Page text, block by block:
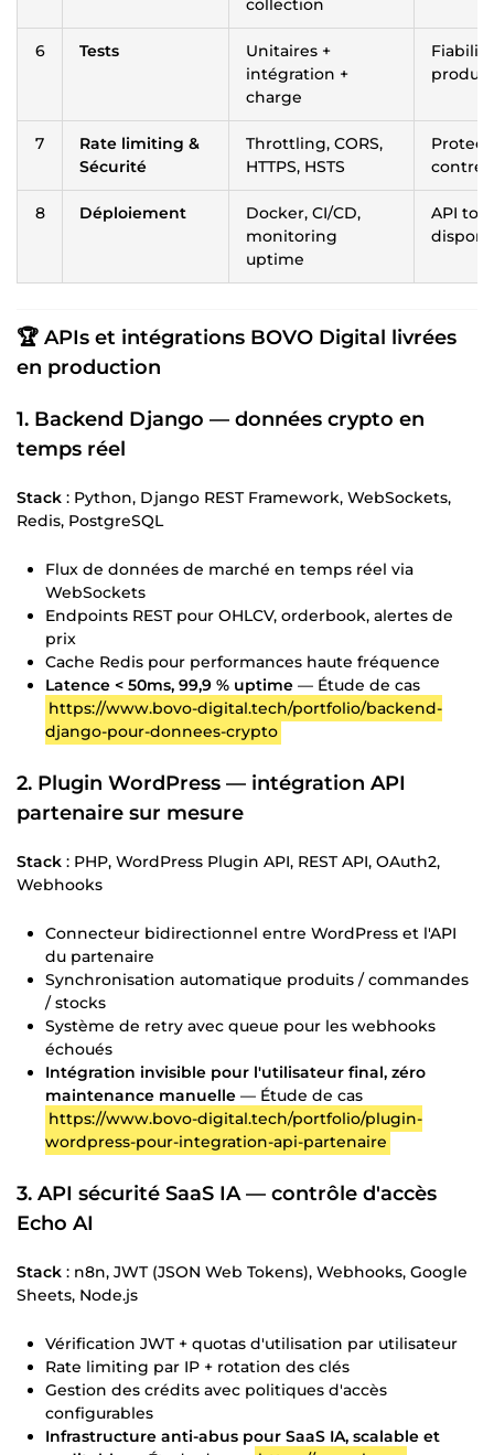
collection
6 Tests
Unitaires +
intégration +
charge
7
Rate limiting &
Sécurité
Throttling, CORS,
HTTPS, HSTS
contre
8 Déploiement
Docker, CI/CD,
monitoring
uptime
API
🏆 APIs et intégrations BOVO Digital livrées
en production
1. Backend Django — données crypto en
temps réel
Stack : Python, Django REST Framework, WebSockets,
Redis, PostgreSQL
Flux de données de marché en temps réel via
WebSockets
Endpoints REST pour OHLCV, orderbook, alertes de
prix
Cache Redis pour performances haute fréquence
Latence < 50ms, 99,9 % uptime — Étude de cas
https://www.bovo-digital.tech/portfolio/backend-
django-pour-donnees-crypto
2. Plugin WordPress — intégration API
partenaire sur mesure
Stack : PHP, WordPress Plugin API, REST API, OAuth2,
Webhooks
Connecteur bidirectionnel entre WordPress et l'API
du partenaire
Synchronisation automatique produits / commandes
/ stocks
Système de retry avec queue pour les webhooks
échoués
Intégration invisible pour l'utilisateur final, zéro
maintenance manuelle — Étude de cas
https://www.bovo-digital.tech/portfolio/plugin-
wordpress-pour-integration-api-partenaire
3. API sécurité SaaS IA — contrôle d'accès
Echo AI
Stack : n8n, JWT (JSON Web Tokens), Webhooks, Google
Sheets, Node.js
Vérification JWT + quotas d'utilisation par utilisateur
Rate limiting par IP + rotation des clés
Gestion des crédits avec politiques d'accès
configurables
Infrastructure anti-abus pour SaaS IA, scalable et